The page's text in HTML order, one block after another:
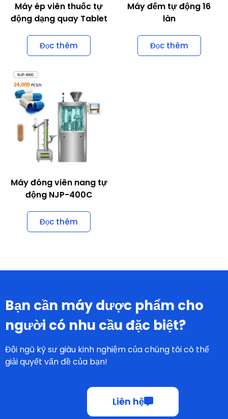
Máy ép viên thuốc tự
động dạng quay Tablet
Đọc thêm
Máy đếm tự động 16
làn
Đọc thêm
Máy đóng viên nang tự
động NJP-400C
Đọc thêm
Bạn cần máy dược phẩm cho
người có nhu cầu đặc biệt?
Đội ngũ kỹ sư giàu kinh nghiệm của chúng tôi có thể
giải quyết vấn đề của bạn!
Liên hệ